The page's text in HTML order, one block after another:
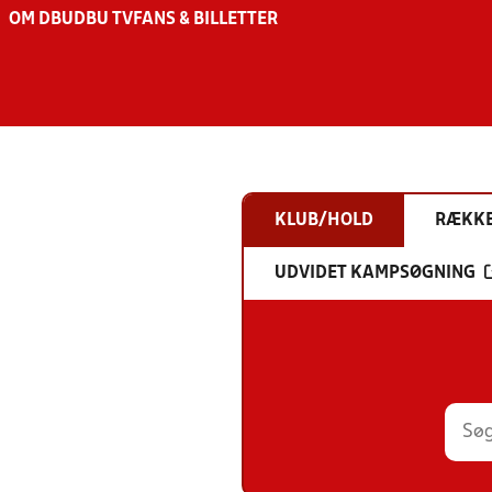
OM DBU DBU TV FANS & BILLETTER
KLUB/HOLD
UDVIDET KAMPSØGNING